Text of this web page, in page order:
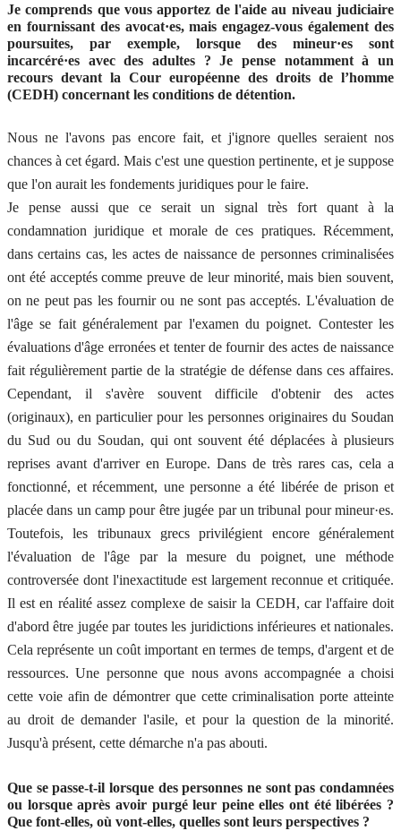
Je comprends que vous apportez de l'aide au niveau judiciaire
en fournissant des avocat·es, mais engagez-vous également des
poursuites, par exemple, lorsque des mineur·es sont
incarcéré·es avec des adultes ? Je pense notamment à un
recours devant la Cour européenne des droits de l’homme
(CEDH) concernant les conditions de détention.
Nous ne l'avons pas encore fait, et j'ignore quelles seraient nos
chances à cet égard. Mais c'est une question pertinente, et je suppose
que l'on aurait les fondements juridiques pour le faire.
Je pense aussi que ce serait un signal très fort quant à la
condamnation juridique et morale de ces pratiques. Récemment,
dans certains cas, les actes de naissance de personnes criminalisées
ont été acceptés comme preuve de leur minorité, mais bien souvent,
on ne peut pas les fournir ou ne sont pas acceptés. L'évaluation de
l'âge se fait généralement par l'examen du poignet. Contester les
évaluations d'âge erronées et tenter de fournir des actes de naissance
fait régulièrement partie de la stratégie de défense dans ces affaires.
Cependant, il s'avère souvent difficile d'obtenir des actes
(originaux), en particulier pour les personnes originaires du Soudan
du Sud ou du Soudan, qui ont souvent été déplacées à plusieurs
reprises avant d'arriver en Europe. Dans de très rares cas, cela a
fonctionné, et récemment, une personne a été libérée de prison et
placée dans un camp pour être jugée par un tribunal pour mineur·es.
Toutefois, les tribunaux grecs privilégient encore généralement
l'évaluation de l'âge par la mesure du poignet, une méthode
controversée dont l'inexactitude est largement reconnue et critiquée.
Il est en réalité assez complexe de saisir la CEDH, car l'affaire doit
d'abord être jugée par toutes les juridictions inférieures et nationales.
Cela représente un coût important en termes de temps, d'argent et de
ressources. Une personne que nous avons accompagnée a choisi
cette voie afin de démontrer que cette criminalisation porte atteinte
au droit de demander l'asile, et pour la question de la minorité.
Jusqu'à présent, cette démarche n'a pas abouti.
Que se passe-t-il lorsque des personnes ne sont pas condamnées
ou lorsque après avoir purgé leur peine elles ont été libérées ?
Que font-elles, où vont-elles, quelles sont leurs perspectives ?